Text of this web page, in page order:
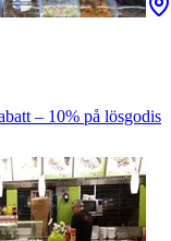
– 10% på lösgodis